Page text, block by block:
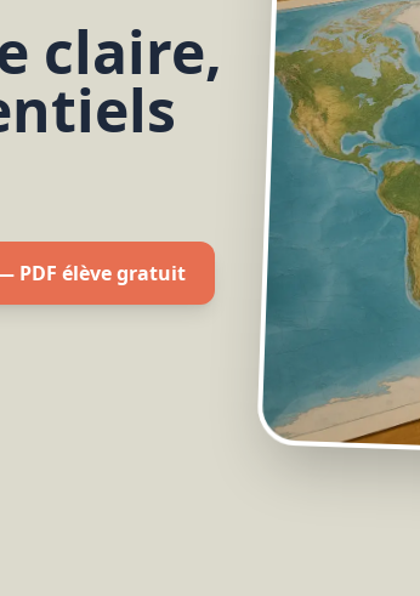
claire,
PDF élève gratuit